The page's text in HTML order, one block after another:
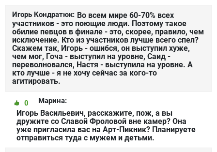
Игорь Кондратюк: Во всем мире 60-70% всех
участников - это поющие люди. Поэтому такое
обилие певцов в финале - это, скорее, правило, чем
исключение. Кто из участников лучше всего спел?
Скажем так, Игорь - ошибся, он выступил хуже,
чем мог, Гоча - выступил на уровне, Саид -
переволновался, Настя - выступила на уровне. А
кто лучше - я не хочу сейчас за кого-то
агитировать.
Марина:
0
Игорь Васильевич, расскажите, пож, а вы
дружите со Славой Фроловой вне камер? Она
уже пригласила вас на Арт-Пикник? Планируете
отправиться туда с мужем и детьми.